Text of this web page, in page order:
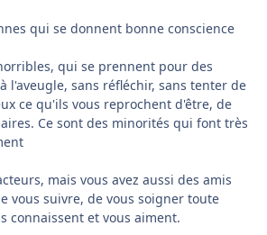
qui se donnent bonne conscience
qui se prennent pour des
l'aveugle, sans réfléchir, sans tenter de
ce qu'ils vous reprochent d'être, de
Ce sont des minorités qui font très
mais vous avez aussi des amis
vous suivre, de vous soigner toute
connaissent et vous aiment.